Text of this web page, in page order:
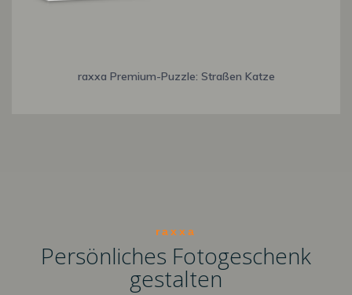
raxxa Premium-Puzzle: Straßen Katze
raxxa
Persönliches Fotogeschenk
gestalten